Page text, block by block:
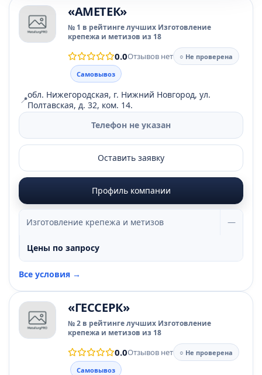
«АМЕТЕК»
№ 1 в рейтинге лучших Изготовление
крепежа и метизов из 18
0.0Отзывов нет
○ Не проверена
Самовывоз
📍обл. Нижегородская, г. Нижний Новгород, ул.
Полтавская, д. 32, ком. 14.
Телефон не указан
Оставить заявку
Профиль компании
Изготовление крепежа и метизов —
Цены по запросу
Все условия →
«ГЕССЕРК»
№ 2 в рейтинге лучших Изготовление
крепежа и метизов из 18
0.0Отзывов нет
○ Не проверена
Самовывоз